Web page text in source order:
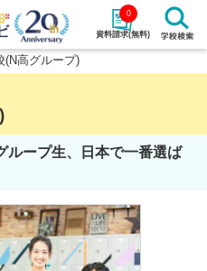
資料請求(無料)
0
特徴から探す
北海道・東北
(N高グループ)
ループ生、日本で一番選ば